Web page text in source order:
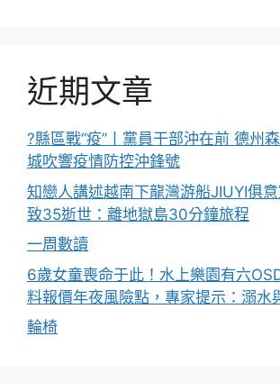
近期文章
?縣區戰“疫”丨黨員干部沖在前 德州
城吹響疫情防控沖鋒號
知戀人講述越南下龍灣游船JIUYI俱
致35逝世：離地獄島30分鐘旅程
一周數讀
6歲女童喪命于此！水上樂園有六
料報價年夜風險點，專家提示：溺水
輪椅